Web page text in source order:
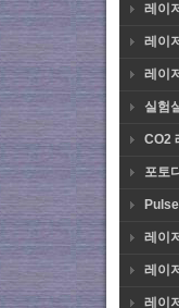
레이
레이
레이
실험
CO2
포토
레이
레이
레이